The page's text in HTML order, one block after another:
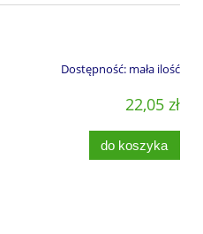
Dostępność: mała ilość
22,05 zł
do koszyka